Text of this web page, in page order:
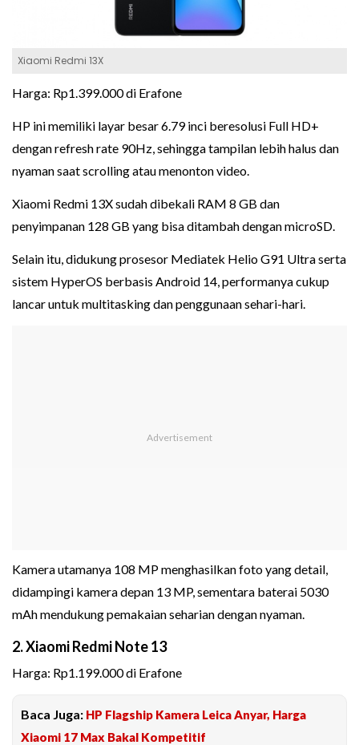
Xiaomi Redmi 13X
Harga: Rp1.399.000 di Erafone
HP ini memiliki layar besar 6.79 inci beresolusi Full HD+
dengan refresh rate 90Hz, sehingga tampilan lebih halus dan
nyaman saat scrolling atau menonton video.
Xiaomi Redmi 13X sudah dibekali RAM 8 GB dan
penyimpanan 128 GB yang bisa ditambah dengan microSD.
Selain itu, didukung prosesor Mediatek Helio G91 Ultra serta
sistem HyperOS berbasis Android 14, performanya cukup
lancar untuk multitasking dan penggunaan sehari-hari.
Kamera utamanya 108 MP menghasilkan foto yang detail,
didampingi kamera depan 13 MP, sementara baterai 5030
mAh mendukung pemakaian seharian dengan nyaman.
2. Xiaomi Redmi Note 13
Harga: Rp1.199.000 di Erafone
Baca Juga: HP Flagship Kamera Leica Anyar, Harga
Xiaomi 17 Max Bakal Kompetitif